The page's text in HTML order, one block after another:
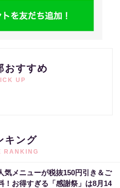
おすすめ
UP
キング
RANKING
気メニューが税抜150円引き＆ご
！お得すぎる「感謝祭」は8月14